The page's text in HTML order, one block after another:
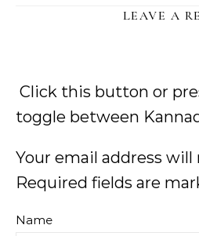
LEAVE A
Click this button or
toggle between
Your email address
Required fields are
Name